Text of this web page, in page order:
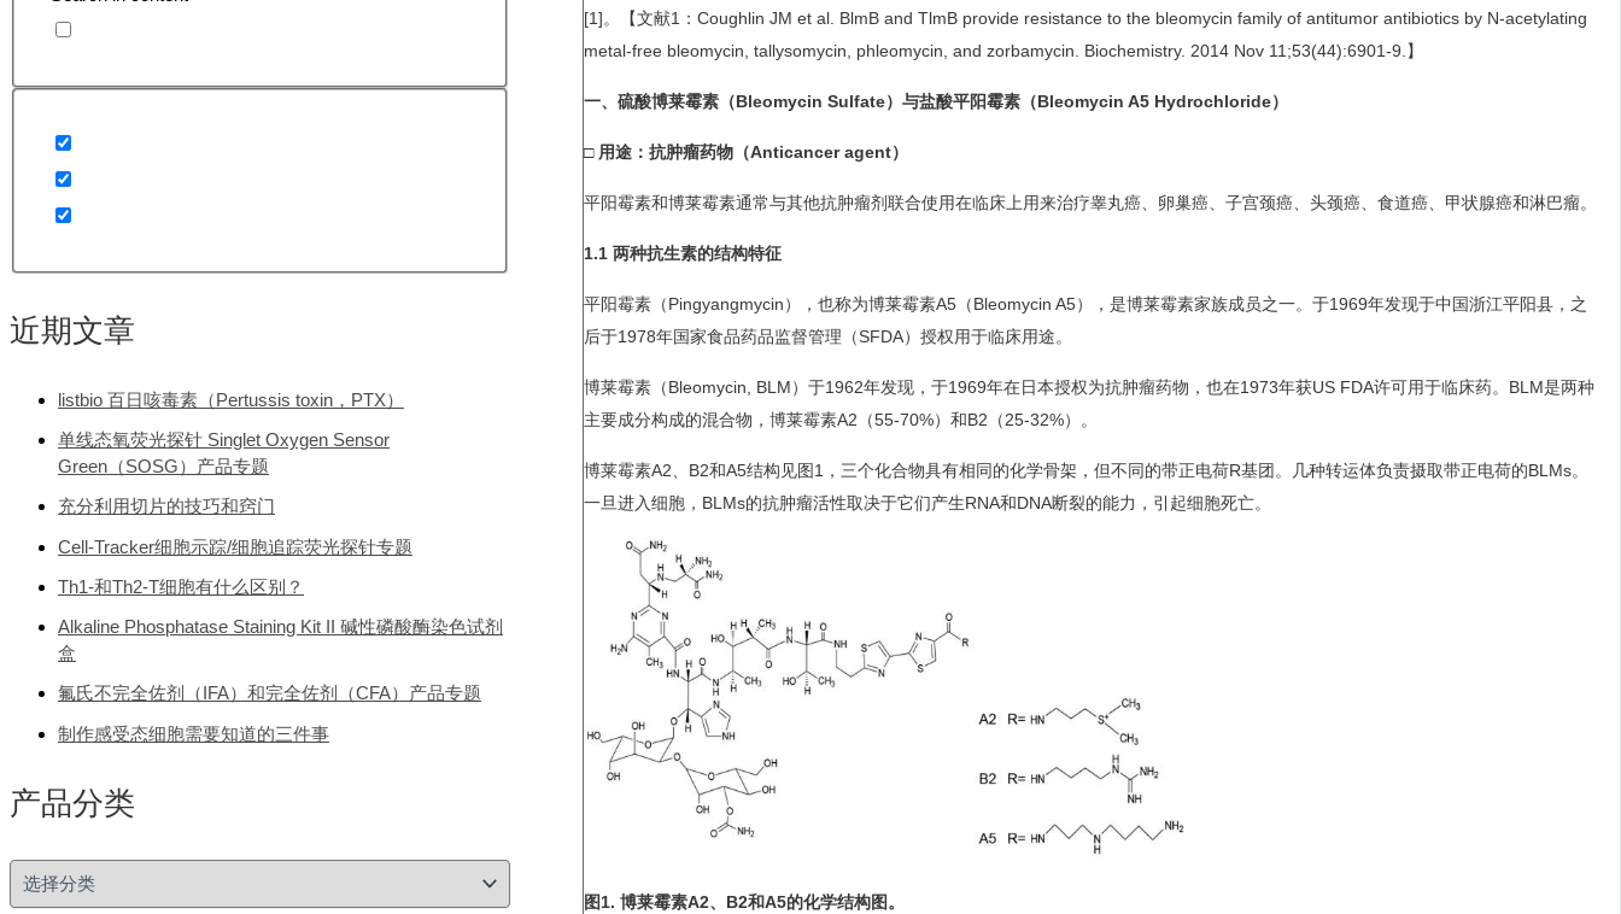
近期文章
listbio 百日咳毒素（Pertussis toxin，PTX）
单线态氧荧光探针 Singlet Oxygen Sensor
Green（SOSG）产品专题
充分利用切片的技巧和窍门
Cell-Tracker细胞示踪/细胞追踪荧光探针专题
Th1-和Th2-T细胞有什么区别？
Alkaline Phosphatase Staining Kit II 碱性磷酸酶染色试剂
盒
氟氏不完全佐剂（IFA）和完全佐剂（CFA）产品专题
制作感受态细胞需要知道的三件事
产品分类
品
[1]。【文献1：Coughlin JM et al. BlmB and TlmB provide resistance to the bleomycin family of antitumor antibiotics by N-acetylating
metal-free bleomycin, tallysomycin, phleomycin, and zorbamycin. Biochemistry. 2014 Nov 11;53(44):6901-9.】
一、硫酸博莱霉素（Bleomycin Sulfate）与盐酸平阳霉素（Bleomycin A5 Hydrochloride）
□ 用途：抗肿瘤药物（Anticancer agent）
平阳霉素和博莱霉素通常与其他抗肿瘤剂联合使用在临床上用来治疗睾丸癌、卵巢癌、子宫颈癌、头颈癌、食道癌、甲状腺癌和淋巴瘤。
1.1 两种抗生素的结构特征
平阳霉素（Pingyangmycin），也称为博莱霉素A5（Bleomycin A5），是博莱霉素家族成员之一。于1969年发现于中国浙江平阳县，之
后于1978年国家食品药品监督管理（SFDA）授权用于临床用途。
博莱霉素（Bleomycin, BLM）于1962年发现，于1969年在日本授权为抗肿瘤药物，也在1973年获US FDA许可用于临床药。BLM是两种
主要成分构成的混合物，博莱霉素A2（55-70%）和B2（25-32%）。
博莱霉素A2、B2和A5结构见图1，三个化合物具有相同的化学骨架，但不同的带正电荷R基团。几种转运体负责摄取带正电荷的BLMs。
一旦进入细胞，BLMs的抗肿瘤活性取决于它们产生RNA和DNA断裂的能力，引起细胞死亡。
图1. 博莱霉素A2、B2和A5的化学结构图。